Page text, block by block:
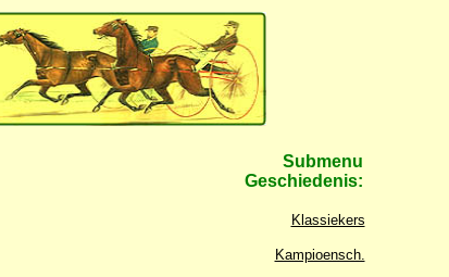
Submenu
Geschiedenis:
Klassiekers
Kampioensch.